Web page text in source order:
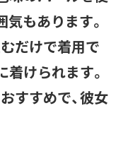
もあります。
だけで着用で
着けられます。
すすめで、彼女